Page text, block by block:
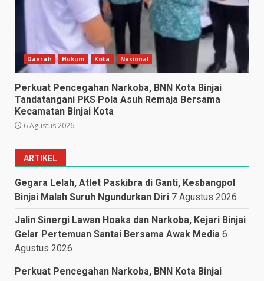
Daerah Hukum Kota Nasional
Perkuat Pencegahan Narkoba, BNN Kota Binjai
Tandatangani PKS Pola Asuh Remaja Bersama
Kecamatan Binjai Kota
6 Agustus 2026
ARTIKEL
Gegara Lelah, Atlet Paskibra di Ganti, Kesbangpol
Binjai Malah Suruh Ngundurkan Diri 7 Agustus 2026
Jalin Sinergi Lawan Hoaks dan Narkoba, Kejari Binjai
Gelar Pertemuan Santai Bersama Awak Media 6
Agustus 2026
Perkuat Pencegahan Narkoba, BNN Kota Binjai